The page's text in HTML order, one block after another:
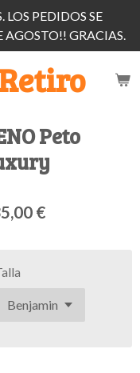
LOS PEDIDOS SE
GRACIAS.
Peto
€